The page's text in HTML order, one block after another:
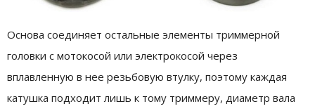
Основа соединяет остальные элементы триммерной
головки с мотокосой или электрокосой через
вплавленную в нее резьбовую втулку, поэтому каждая
катушка подходит лишь к тому триммеру, диаметр вала